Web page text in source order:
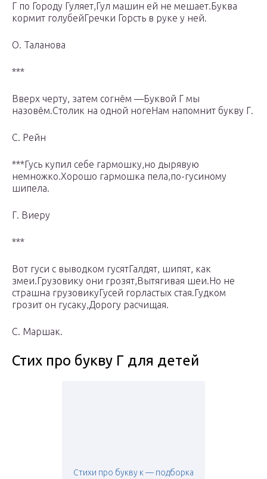
Г по Городу Гуляет,Гул машин ей не мешает.Буква
кормит голубейГречки Горсть в руке у ней.
О. Таланова
***
Вверх черту, затем согнём —Буквой Г мы
назовём.Столик на одной ногеНам напомнит букву Г.
С. Рейн
***Гусь купил себе гармошку,но дырявую
немножко.Хорошо гармошка пела,по-гусиному
шипела.
Г. Виеру
***
Вот гуси с выводком гусятГалдят, шипят, как
змеи.Грузовику они грозят,Вытягивая шеи.Но не
страшна грузовикуГусей горластых стая.Гудком
грозит он гусаку,Дорогу расчищая.
С. Маршак.
Стих про букву Г для детей
Стихи про букву к — подборка